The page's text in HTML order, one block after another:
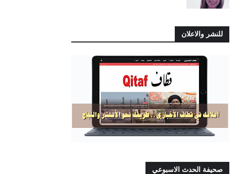
للنشر والاعلان
صحيفة الحدث الاسبوعي